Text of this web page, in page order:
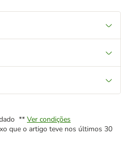
** Ver condições
que o artigo teve nos últimos 30